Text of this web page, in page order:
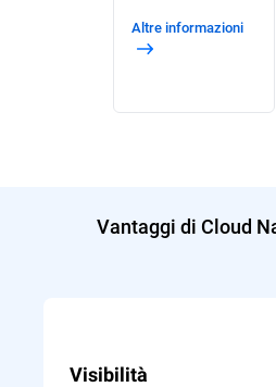
Altre informazioni
Vantaggi di Cloud
Visibilità